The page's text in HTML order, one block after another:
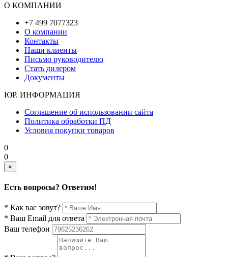
О КОМПАНИИ
+7 499 7077323
О компании
Контакты
Наши клиенты
Письмо руководителю
Стать дилером
Документы
ЮР. ИНФОРМАЦИЯ
Соглашение об использовании сайта
Политика обработки ПД
Условия покупки товаров
0
0
×
Есть вопросы? Ответим!
* Как вас зовут?
* Ваш Email для ответа
Ваш телефон